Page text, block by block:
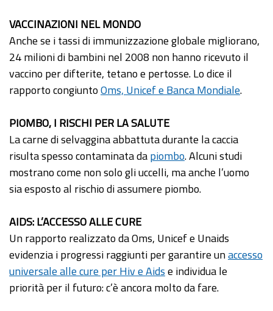
VACCINAZIONI NEL MONDO
Anche se i tassi di immunizzazione globale migliorano,
24 milioni di bambini nel 2008 non hanno ricevuto il
vaccino per difterite, tetano e pertosse. Lo dice il
rapporto congiuntoOms, Unicef e Banca Mondiale.
PIOMBO, I RISCHI PER LA SALUTE
La carne di selvaggina abbattuta durante la caccia
risulta spesso contaminata dapiombo. Alcuni studi
mostrano come non solo gli uccelli, ma anche l’uomo
sia esposto al rischio di assumere piombo.
AIDS: L’ACCESSO ALLE CURE
Un rapporto realizzato da Oms, Unicef e Unaids
evidenzia i progressi raggiunti per garantire unaccesso
universale alle cure per Hiv e Aidse individua le
priorità per il futuro: c’è ancora molto da fare.